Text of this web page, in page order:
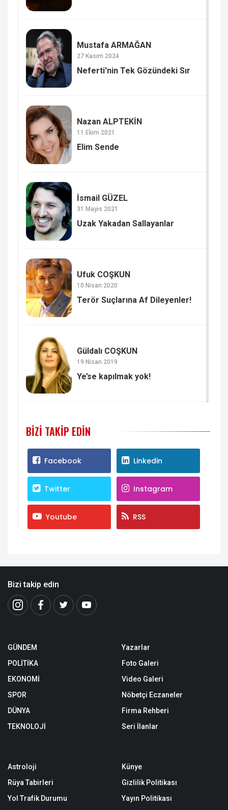
Mustafa ARMAĞAN
27 Kasım 2024
Neferti'nin Tek Gözündeki Sır
Nazan ALPTEKİN
11 Ekim 2021
Elim Sende
İsmail GÜZEL
31 Mayıs 2021
Uzak Yakadan Sallayanlar
Ufuk COŞKUN
10 Nisan 2020
Terör Suçlarına Af Dileyenler!
Güldalı COŞKUN
19 Nisan 2019
Ye’se kapılmak yok!
BIZI TAKIP EDIN
Facebook Linkedin
Twitter Instagram
Youtube RSS
Bizi takip edin
GÜNDEM
POLİTİKA
EKONOMİ
SPOR
DÜNYA
TEKNOLOJİ
Yazarlar
Foto Galeri
Video Galeri
Nöbetçi Eczaneler
Firma Rehberi
Seri İlanlar
Astroloji
Rüya Tabirleri
Yol Trafik Durumu
Künye
Gizlilik Politikası
Yayın Politikası